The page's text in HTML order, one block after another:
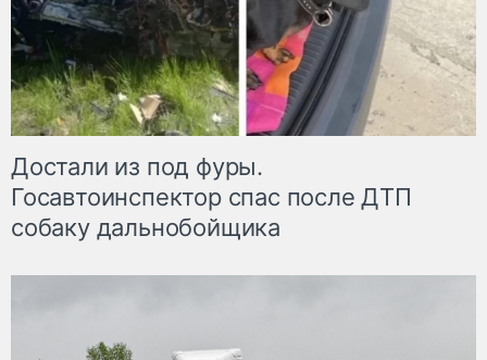
Достали из под фуры.
Госавтоинспектор спас после ДТП
собаку дальнобойщика